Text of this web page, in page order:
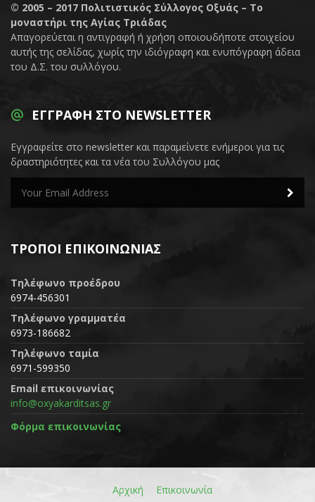
© 2005 – 2017 Πολιτιστικός Σύλλογος Οξυάς – Το
μοναστήρι της Αγίας Τριάδας
Απαγορεύεται η αντιγραφή ή χρήση οποιουδήποτε στοιχείου
αυτής της σελίδας, χωρίς την ιδιόγραφη και ενυπόγραφη άδεια
του Δ.Σ. του συλλόγου.
ΕΓΓΡΑΦΉ ΣΤΟ NEWSLETTER
Εγγραφείτε στο newsletter και παραμείνετε ενήμεροι για τις
δραστηριότητες και τα νέα του Συλλόγου μας
ΤΡΌΠΟΙ ΕΠΙΚΟΙΝΩΝΊΑΣ
Τηλέφωνο προέδρου
6974-456301
Τηλέφωνο γραμματέα
6973-186682
Τηλέφωνο ταμία
6971-599350
Email επικοινωνίας
info@oxyakarditsas.gr
Φόρμα επικοινωνίας
Αρχική Επικοινωνία